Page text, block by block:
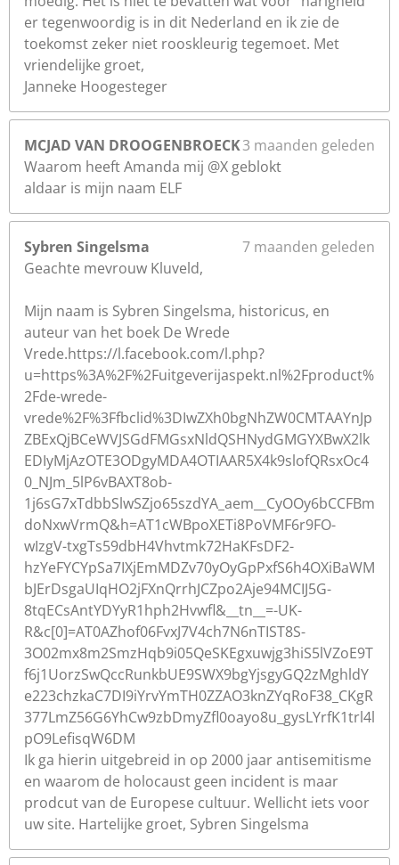
er tegenwoordig is in dit Nederland en ik zie de
toekomst zeker niet rooskleurig tegemoet. Met
vriendelijke groet,
Janneke Hoogesteger
MCJAD VAN DROOGENBROECK3 maanden geleden
Waarom heeft Amanda mij @X geblokt
aldaar is mijn naam ELF
Sybren Singelsma
7 maanden geleden
Geachte mevrouw Kluveld,
Mijn naam is Sybren Singelsma, historicus, en
auteur van het boek De Wrede
Vrede.https://l.facebook.com/l.php?
u=https%3A%2F%2Fuitgeverijaspekt.nl%2Fproduct%
2Fde-wrede-
vrede%2F%3Ffbclid%3DIwZXh0bgNhZW0CMTAAYnJp
ZBExQjBCeWVJSGdFMGsxNldQSHNydGMGYXBwX2lk
EDIyMjAzOTE3ODgyMDA4OTIAAR5X4k9slofQRsxOc4
0_NJm_5lP6vBAXT8ob-
1j6sG7xTdbbSlwSZjo65szdYA_aem__CyOOy6bCCFBm
doNxwVrmQ&h=AT1cWBpoXETi8PoVMF6r9FO-
wIzgV-txgTs59dbH4Vhvtmk72HaKFsDF2-
hzYeFYCYpSa7IXjEmMDZv70yOyGpPxfS6h4OXiBaWM
bJErDsgaUIqHO2jFXnQrrhJCZpo2Aje94MCIJ5G-
8tqECsAntYDYyR1hph2Hvwfl&__tn__=-UK-
R&c[0]=AT0AZhof06FvxJ7V4ch7N6nTIST8S-
3O02mx8m2SmzHqb9i05QeSKEgxuwjg3hiS5lVZoE9T
f6j1UorzSwQccRunkbUE9SWX9bgYjsgyGQ2zMghldY
e223chzkaC7DI9iYrvYmTH0ZZAO3knZYqRoF38_CKgR
377LmZ56G6YhCw9zbDmyZfl0oayo8u_gysLYrfK1trl4l
pO9LefisqW6DM
Ik ga hierin uitgebreid in op 2000 jaar antisemitisme
en waarom de holocaust geen incident is maar
prodcut van de Europese cultuur. Wellicht iets voor
uw site. Hartelijke groet, Sybren Singelsma